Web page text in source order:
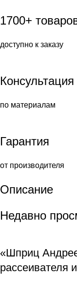
1700+
доступно к заказу
Консультация
по материалам
Гарантия
от производителя
Описание
Недавно
«Шприц
рассеивателя